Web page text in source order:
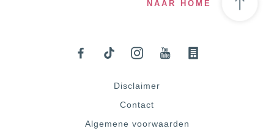
NAAR HOME
Disclaimer
Contact
Algemene voorwaarden